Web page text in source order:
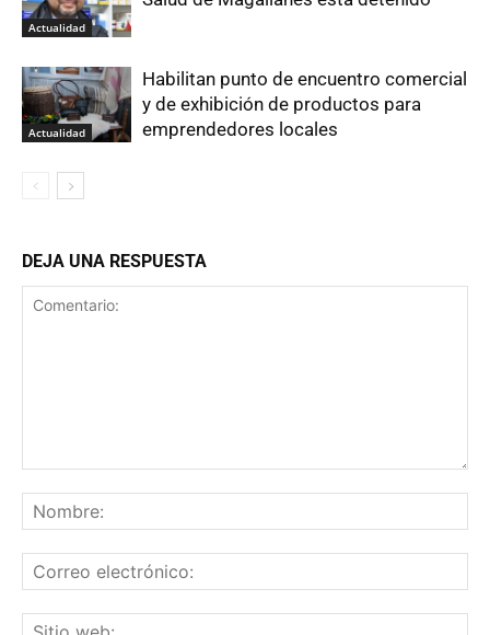
Actualidad
Actualidad
Habilitan punto de encuentro comercial
y de exhibición de productos para
emprendedores locales
DEJA UNA RESPUESTA